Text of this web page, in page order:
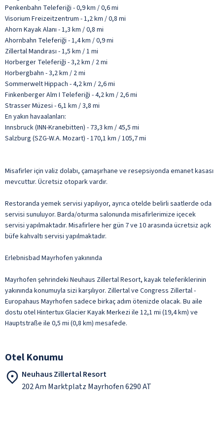
Penkenbahn Teleferiği - 0,9 km / 0,6 mi
Visorium Freizeitzentrum - 1,2 km / 0,8 mi
Ahorn Kayak Alanı - 1,3 km / 0,8 mi
Ahornbahn Teleferiği - 1,4 km / 0,9 mi
Zillertal Mandırası - 1,5 km / 1 mi
Horberger Teleferiği - 3,2 km / 2 mi
Horbergbahn - 3,2 km / 2 mi
Sommerwelt Hippach - 4,2 km / 2,6 mi
Finkenberger Alm I Teleferiği - 4,2 km / 2,6 mi
Strasser Müzesi - 6,1 km / 3,8 mi
En yakın havaalanları:
Innsbruck (INN-Kranebitten) - 73,3 km / 45,5 mi
Salzburg (SZG-W.A. Mozart) - 170,1 km / 105,7 mi
Misafirler için valiz dolabı, çamaşırhane ve resepsiyonda emanet kasası
mevcuttur. Ücretsiz otopark vardır.
Restoranda yemek servisi yapılıyor, ayrıca otelde belirli saatlerde oda
servisi sunuluyor. Barda/oturma salonunda misafirlerimize içecek
servisi yapılmaktadır. Misafirlere her gün 7 ve 10 arasında ücretsiz açık
büfe kahvaltı servisi yapılmaktadır.
Erlebnisbad Mayrhofen yakınında
Mayrhofen şehrindeki Neuhaus Zillertal Resort, kayak teleferiklerinin
yakınında konumuyla sizi karşılıyor. Zillertal ve Congress Zillertal -
Europahaus Mayrhofen sadece birkaç adım ötenizde olacak. Bu aile
dostu otel Hintertux Glacier Kayak Merkezi ile 12,1 mi (19,4 km) ve
Hauptstraße ile 0,5 mi (0,8 km) mesafede.
Otel Konumu
Neuhaus Zillertal Resort
202 Am Marktplatz Mayrhofen 6290 AT